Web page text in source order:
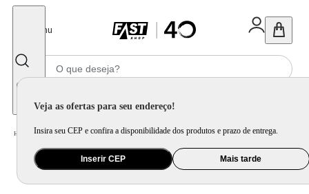
Menu
Veja as ofertas para seu endereço!
Insira seu CEP e confira a disponibilidade dos produtos e prazo de entrega.
Inserir CEP Mais tarde
Home Celular Tablet e Smartwatch / Smartband e Pulseira